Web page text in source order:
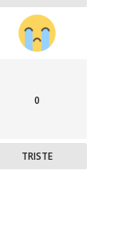
0
TRISTE